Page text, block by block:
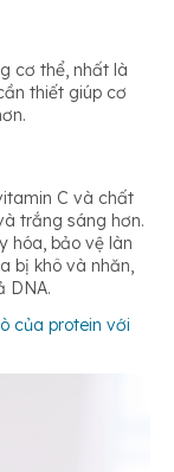
cơ thể, nhất là
thiết giúp cơ
C và chất
trắng sáng hơn.
hóa, bảo vệ làn
bị khô và nhăn,
DNA.
của protein với